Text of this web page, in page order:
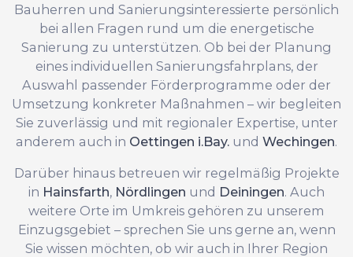
Bauherren und Sanierungsinteressierte persönlich
bei allen Fragen rund um die energetische
Sanierung zu unterstützen. Ob bei der Planung
eines individuellen Sanierungsfahrplans, der
Auswahl passender Förderprogramme oder der
Umsetzung konkreter Maßnahmen – wir begleiten
Sie zuverlässig und mit regionaler Expertise, unter
anderem auch in Oettingen i.Bay. und Wechingen.
Darüber hinaus betreuen wir regelmäßig Projekte
in Hainsfarth, Nördlingen und Deiningen. Auch
weitere Orte im Umkreis gehören zu unserem
Einzugsgebiet – sprechen Sie uns gerne an, wenn
Sie wissen möchten, ob wir auch in Ihrer Region